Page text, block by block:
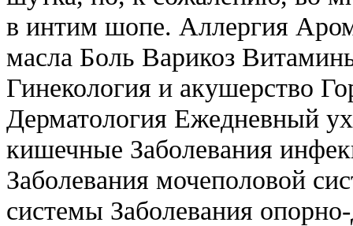
в интим шопе. Аллергия
масла Боль Варикоз
Гинекология и акушерство
Дерматология Ежедневный
кишечные Заболевания
Заболевания мочеполовой
системы Заболевания